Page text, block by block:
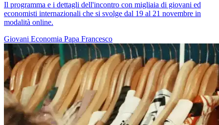
Il programma e i dettagli dell'incontro con migliaia di giovani ed
economisti internazionali che si svolge dal 19 al 21 novembre in
modalità online.
Giovani Economia Papa Francesco